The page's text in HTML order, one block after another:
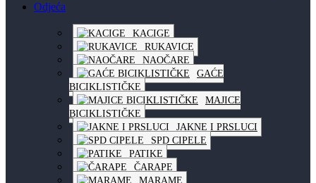
Odjeća
KACIGE
RUKAVICE
NAOČARE
GAĆE
BICIKLISTIČKE
MAJICE
BICIKLISTIČKE
JAKNE I PRSLUCI
SPD CIPELE
PATIKE
ČARAPE
MARAME